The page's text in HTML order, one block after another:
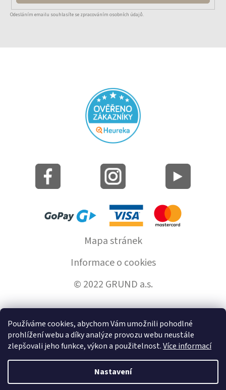
Používáme cookies, abychom Vám umožnili pohodlné
prohlížení webu a díky analýze provozu webu neustále
zlepšovali jeho funkce, výkon a použitelnost.Více informací
Nastavení
Odesláním emailu souhlasíte se zpracováním osobních údajů.
Mapa stránek
Informace o cookies
© 2022 GRUND a.s.
Vytvořil Shoptet